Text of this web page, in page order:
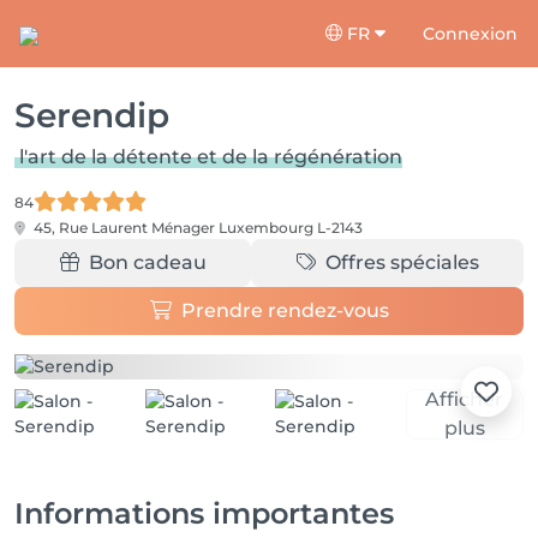
FR Connexion
Serendip
l'art de la détente et de la régénération
84
45, Rue Laurent Ménager Luxembourg L-2143
Bon cadeau Offres spéciales
Prendre rendez-vous
Afficher
plus
Informations importantes